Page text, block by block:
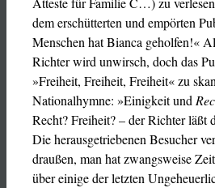
dem erschütterten und empörten
Menschen hat Bianca geholfen!«
Richter wird unwirsch, doch das
»Freiheit, Freiheit, Freiheit« zu
Nationalhymne: »Einigkeit und
Recht? Freiheit? – der Richter läßt
Die herausgetriebenen Besucher
draußen, man hat zwangsweise
über einige der letzten